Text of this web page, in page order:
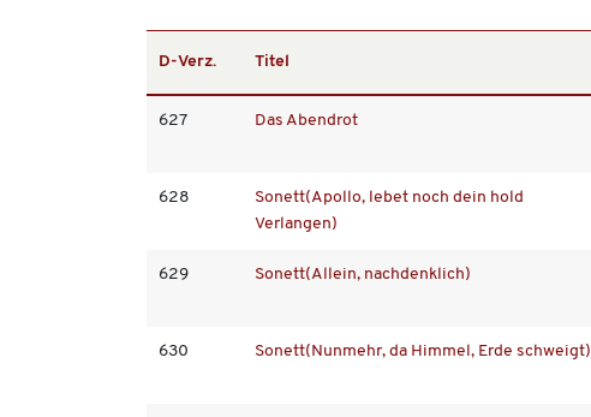
D-Verz. Titel
627 Das Abendrot
628
Sonett(Apollo, lebet noch dein hold
Verlangen)
629 Sonett(Allein, nachdenklich)
630 Sonett(Nunmehr, da Himmel, Erde schweigt)